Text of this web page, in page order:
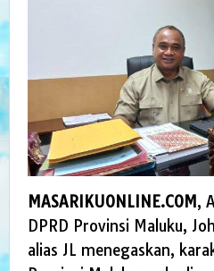
MASARIKUONLINE.COM,
DPRD Provinsi Maluku,
alias JL menegaskan,